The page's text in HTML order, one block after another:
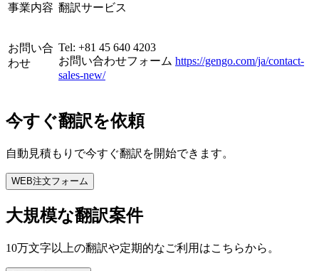
事業内容 翻訳サービス
お問い合
わせ
Tel: +81 45 640 4203
お問い合わせフォーム https://gengo.com/ja/contact-
sales-new/
今すぐ翻訳を依頼
自動見積もりで今すぐ翻訳を開始できます。
WEB注文フォーム
大規模な翻訳案件
10万文字以上の翻訳や定期的なご利用はこちらから。